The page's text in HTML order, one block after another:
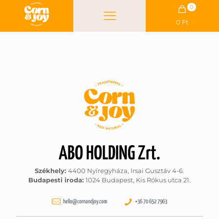
0
0 Ft
ABO HOLDING Zrt.
Székhely: 4400 Nyíregyháza, Irsai Gusztáv 4-6.
Budapesti iroda: 1024 Budapest, Kis Rókus utca 21.
hello@cornandjoy.com +36 70 652 7963